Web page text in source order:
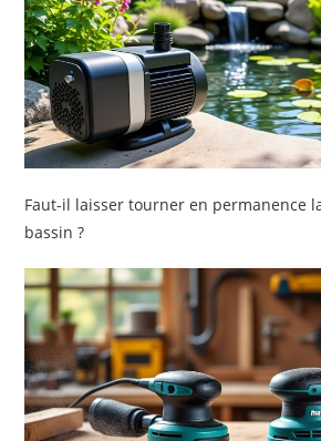
Faut-il laisser tourner en permanence
bassin ?